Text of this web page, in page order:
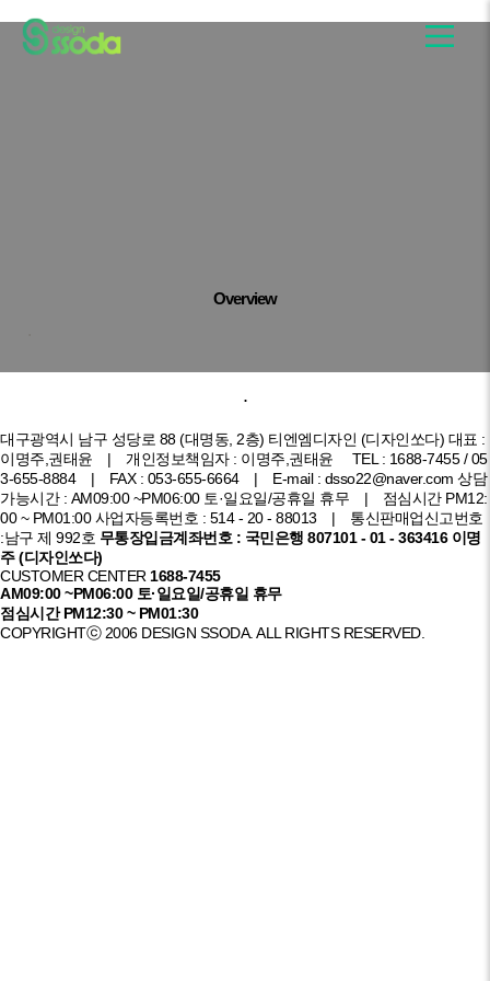
Overview
.
대구광역시 남구 성당로 88 (대명동, 2층) 티엔엠디자인 (디자인쏘다) 대표 :
이명주,권태윤 | 개인정보책임자 : 이명주,권태윤
TEL : 1688-7455/ 05
3-655-8884| FAX : 053-655-6664 | E-mail : dsso22@naver.com 상담
가능시간 : AM09:00 ~PM06:00 토·일요일/공휴일 휴무 | 점심시간 PM12:
00 ~ PM01:00 사업자등록번호 : 514 - 20 - 88013 | 통신판매업신고번호
:남구 제 992호 무통장입금계좌번호 : 국민은행 807101 - 01 - 363416 이명
주 (디자인쏘다)
CUSTOMER CENTER 1688-7455
AM09:00 ~PM06:00 토·일요일/공휴일 휴무
점심시간 PM12:30 ~ PM01:30
COPYRIGHTⓒ 2006 DESIGN SSODA. ALL RIGHTS RESERVED.